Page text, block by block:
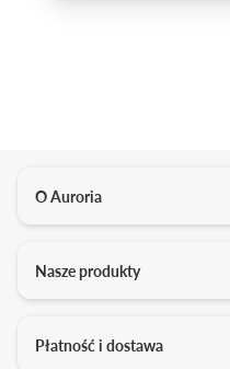
O Auroria
Kontakt
Kariera
Nasze produkty
Obrączki ślubne
Płatność i dostawa